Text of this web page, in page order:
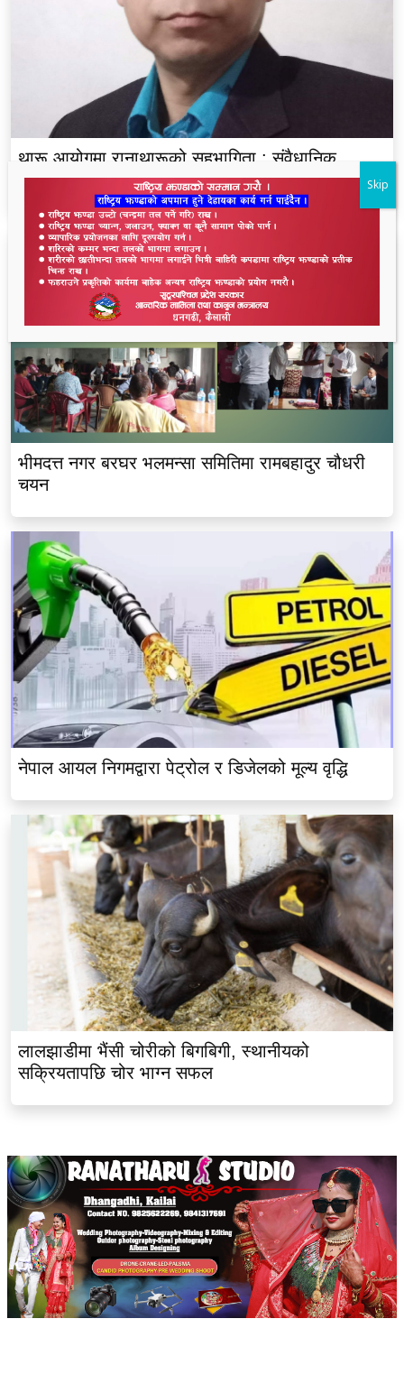
थारू आयोगमा रानाथारूको सहभागिता : संवैधानिक,
ऐतिहासिक र समावेशी दृष्टिकोणबाट विश्लेषण
भीमदत्त नगर बरघर भलमन्सा समितिमा रामबहादुर चौधरी
चयन
नेपाल आयल निगमद्वारा पेट्रोल र डिजेलको मूल्य वृद्धि
लालझाडीमा भैंसी चोरीको बिगबिगी, स्थानीयको
सक्रियतापछि चोर भाग्न सफल
Skip